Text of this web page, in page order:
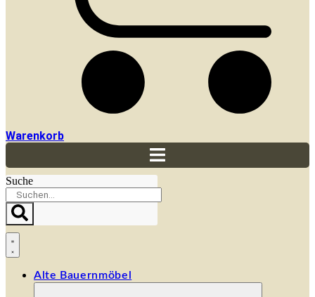
Warenkorb
Suche
Alte Bauernmöbel